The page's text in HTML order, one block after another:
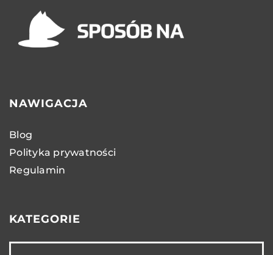
NAWIGACJA
Blog
Polityka prywatności
Regulamin
KATEGORIE